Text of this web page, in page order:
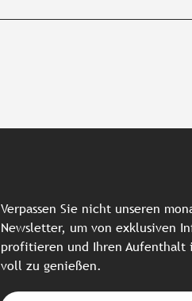
Verpassen Sie nicht unseren
Newsletter, um von exklusiven
profitieren und Ihren Aufenthalt
voll zu genießen.